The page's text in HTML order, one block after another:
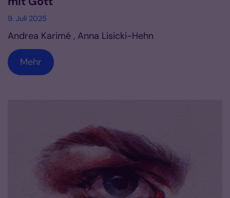
9. Juli 2025
Andrea Karimé , Anna Lisicki-Hehn
Mehr